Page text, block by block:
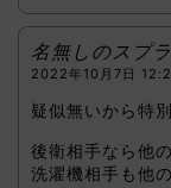
名無しのスプ
2022年10月7日
疑似無いから特
後衛相手なら他
洗濯機相手も他